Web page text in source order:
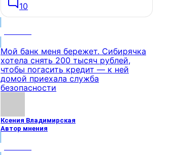
10
Мой банк меня бережет. Сибирячка
хотела снять 200 тысяч рублей,
чтобы погасить кредит — к ней
домой приехала служба
безопасности
Ксения Владимирская
Автор мнения